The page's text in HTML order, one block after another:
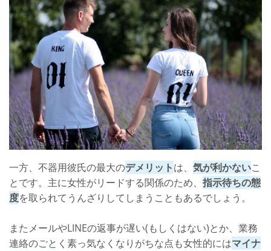
一方、不器用彼氏の最大のデメリットは、 気が利かないこ
とです。主に女性がリードする関係のため、 指示待ちの態
度を取られてうんざりしてしまうこともあるでしょう。
またメールやLINEの返事が遅い(もしくはない)とか、業務
連絡のごとく素っ気なくなりがちな点も女性的にはマイナ